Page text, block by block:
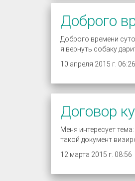
Доброго
Доброго времени
я вернуть собаку
10 апреля 2015 г. 06:26
Договор
Меня интересует
такой документ
12 марта 2015 г. 08:56